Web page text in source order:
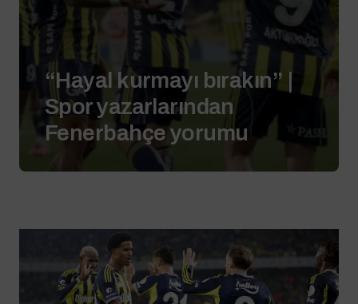
“Hayal kurmayı bırakın” |
Spor yazarlarından
Fenerbahçe yorumu